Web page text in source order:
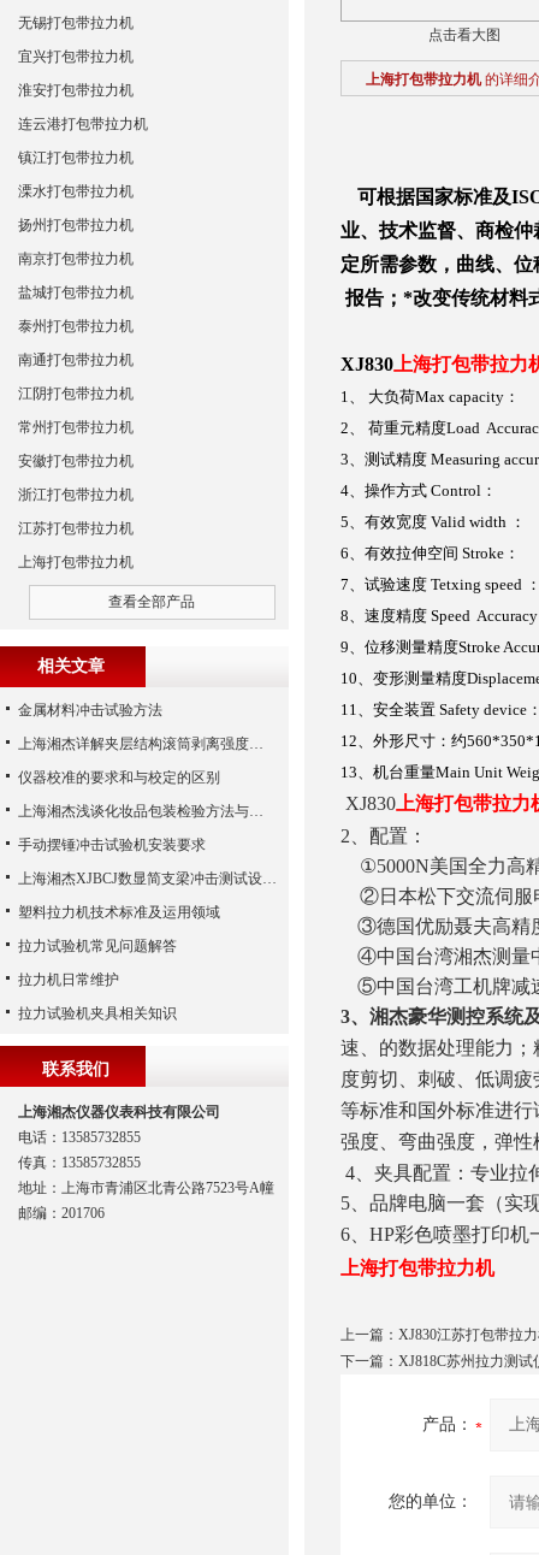
点击看大图
上海打包带拉力机 的详细
可根据国家标准及
业、技术监督、商检
定所需参数，曲线、
报告；*改变传统材料
XJ830上海打包带拉力
1、 大负荷Max capacity：
2、 荷重元精度Load
3、测试精度Measuring
4、操作方式Control：
5、有效宽度Valid width ：
6、有效拉伸空间 Stroke：
7、试验速度Tetxing speed
8、速度精度Speed Accuracy
9、位移测量精度Stroke
10、变形测量精度
11、安全装置Safety device
12、外形尺寸：约
13、机台重量Main Unit
XJ830上海打包带拉力
2 、配置：
①5000N美国全力高
②日本松下交流伺服
③德国优励聂夫高精
④中国台湾湘杰测量
⑤中国台湾工机牌减
3、湘杰豪华测控系统
速、的数据处理能力
度剪切、刺破、低调
等标准和国外标准进
强度、弯曲强度，弹
4、夹具配置：专业拉
5、品牌电脑一套（实
6、HP彩色喷墨打印机
上海打包带拉力机
上一篇： XJ830江苏打包带拉
下一篇： XJ818C苏州拉力测试
产品：
您的单位：
无锡打包带拉力机
宜兴打包带拉力机
淮安打包带拉力机
连云港打包带拉力机
镇江打包带拉力机
溧水打包带拉力机
扬州打包带拉力机
南京打包带拉力机
盐城打包带拉力机
泰州打包带拉力机
南通打包带拉力机
江阴打包带拉力机
常州打包带拉力机
安徽打包带拉力机
浙江打包带拉力机
江苏打包带拉力机
上海打包带拉力机
查看全部产品
相关文章
金属材料冲击试验方法
上海湘杰详解夹层结构滚筒剥离强度的试验原理
仪器校准的要求和与校定的区别
上海湘杰浅谈化妆品包装检验方法与检测仪器
手动摆锤冲击试验机安装要求
上海湘杰XJBCJ数显简支梁冲击测试设备介绍
塑料拉力机技术标准及运用领域
拉力试验机常见问题解答
拉力机日常维护
拉力试验机夹具相关知识
联系我们
上海湘杰仪器仪表科技有限公司
电话：13585732855
传真：13585732855
地址：上海市青浦区北青公路7523号A幢
邮编：201706